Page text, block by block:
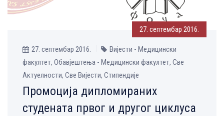
27. септембар 2016.
27. септембар 2016.
Вијести - Медицински
факултет, Обавјештења - Медицински факултет, Све
Aктуелности, Све Вијести, Стипендије
Промоција дипломираних
студената првог и другог циклуса